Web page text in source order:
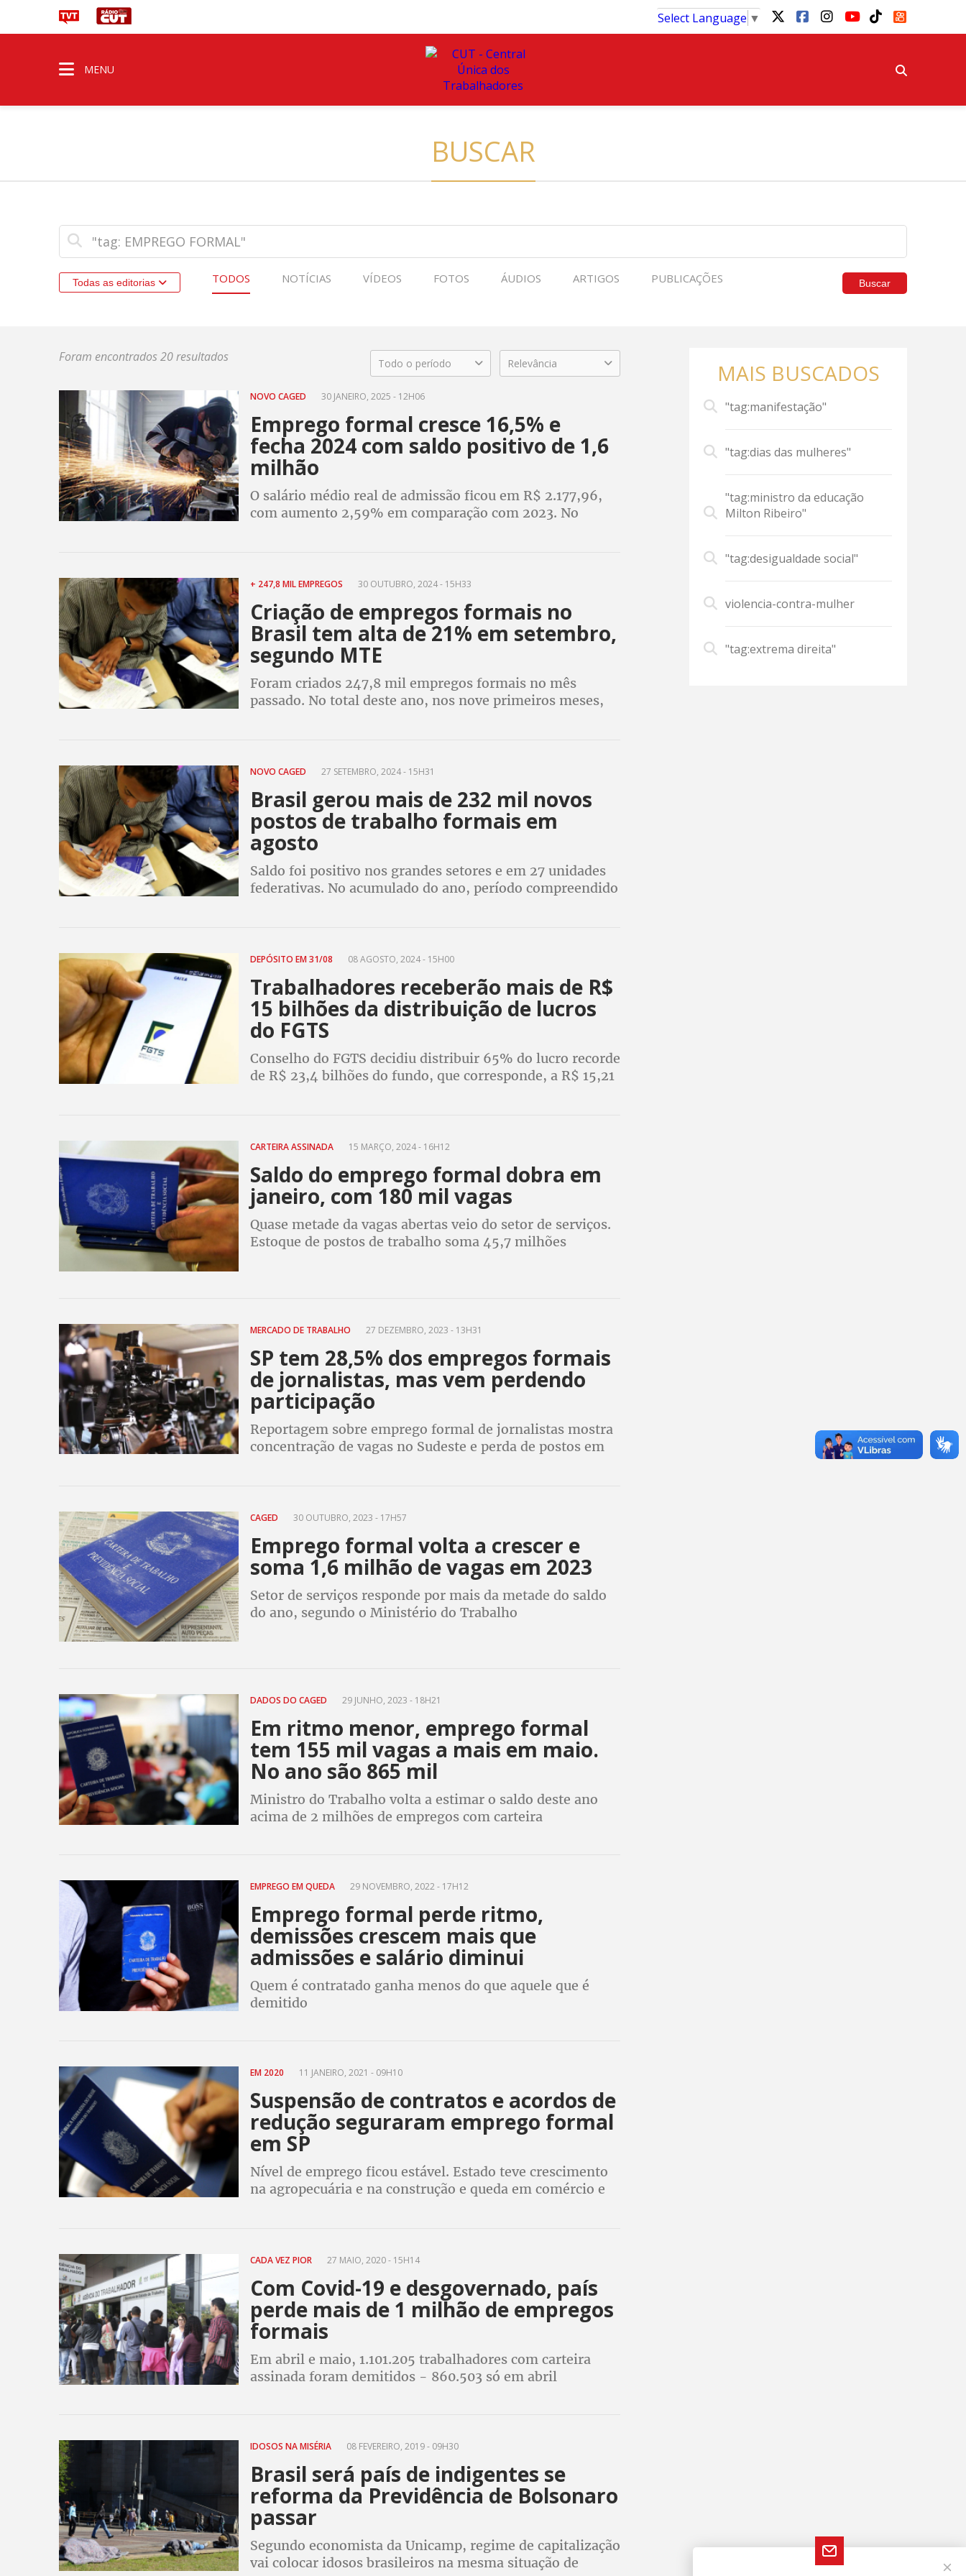
Select Language ▼
MENU
BUSCAR
Todas as editorias TODOS NOTÍCIAS VÍDEOS FOTOS ÁUDIOS ARTIGOS PUBLICAÇÕES Buscar
Foram encontrados 20 resultados Todo o período Relevância
NOVO CAGED 30 JANEIRO, 2025 - 12H06
Emprego formal cresce 16,5% e
fecha 2024 com saldo positivo de 1,6
milhão
O salário médio real de admissão ficou em R$ 2.177,96,
com aumento 2,59% em comparação com 2023. No
+ 247,8 MIL EMPREGOS 30 OUTUBRO, 2024 - 15H33
Criação de empregos formais no
Brasil tem alta de 21% em setembro,
segundo MTE
Foram criados 247,8 mil empregos formais no mês
passado. No total deste ano, nos nove primeiros meses,
NOVO CAGED 27 SETEMBRO, 2024 - 15H31
Brasil gerou mais de 232 mil novos
postos de trabalho formais em
agosto
Saldo foi positivo nos grandes setores e em 27 unidades
federativas. No acumulado do ano, período compreendido
DEPÓSITO EM 31/08 08 AGOSTO, 2024 - 15H00
Trabalhadores receberão mais de R$
15 bilhões da distribuição de lucros
do FGTS
Conselho do FGTS decidiu distribuir 65% do lucro recorde
de R$ 23,4 bilhões do fundo, que corresponde, a R$ 15,21
CARTEIRA ASSINADA 15 MARÇO, 2024 - 16H12
Saldo do emprego formal dobra em
janeiro, com 180 mil vagas
Quase metade da vagas abertas veio do setor de serviços.
Estoque de postos de trabalho soma 45,7 milhões
MERCADO DE TRABALHO 27 DEZEMBRO, 2023 - 13H31
SP tem 28,5% dos empregos formais
de jornalistas, mas vem perdendo
participação
Reportagem sobre emprego formal de jornalistas mostra
concentração de vagas no Sudeste e perda de postos em
CAGED 30 OUTUBRO, 2023 - 17H57
Emprego formal volta a crescer e
soma 1,6 milhão de vagas em 2023
Setor de serviços responde por mais da metade do saldo
do ano, segundo o Ministério do Trabalho
DADOS DO CAGED 29 JUNHO, 2023 - 18H21
Em ritmo menor, emprego formal
tem 155 mil vagas a mais em maio.
No ano são 865 mil
Ministro do Trabalho volta a estimar o saldo deste ano
acima de 2 milhões de empregos com carteira
EMPREGO EM QUEDA 29 NOVEMBRO, 2022 - 17H12
Emprego formal perde ritmo,
demissões crescem mais que
admissões e salário diminui
Quem é contratado ganha menos do que aquele que é
demitido
EM 2020 11 JANEIRO, 2021 - 09H10
Suspensão de contratos e acordos de
redução seguraram emprego formal
em SP
Nível de emprego ficou estável. Estado teve crescimento
na agropecuária e na construção e queda em comércio e
CADA VEZ PIOR 27 MAIO, 2020 - 15H14
Com Covid-19 e desgovernado, país
perde mais de 1 milhão de empregos
formais
Em abril e maio, 1.101.205 trabalhadores com carteira
assinada foram demitidos - 860.503 só em abril
IDOSOS NA MISÉRIA 08 FEVEREIRO, 2019 - 09H30
Brasil será país de indigentes se
reforma da Previdência de Bolsonaro
passar
Segundo economista da Unicamp, regime de capitalização
vai colocar idosos brasileiros na mesma situação de
MAIS BUSCADOS
"tag:manifestação"
"tag:dias das mulheres"
"tag:ministro da educação
Milton Ribeiro"
"tag:desigualdade social"
violencia-contra-mulher
"tag:extrema direita"